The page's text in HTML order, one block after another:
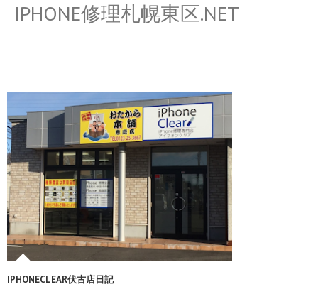
IPHONE修理札幌東区.NET
IPHONECLEAR伏古店日記